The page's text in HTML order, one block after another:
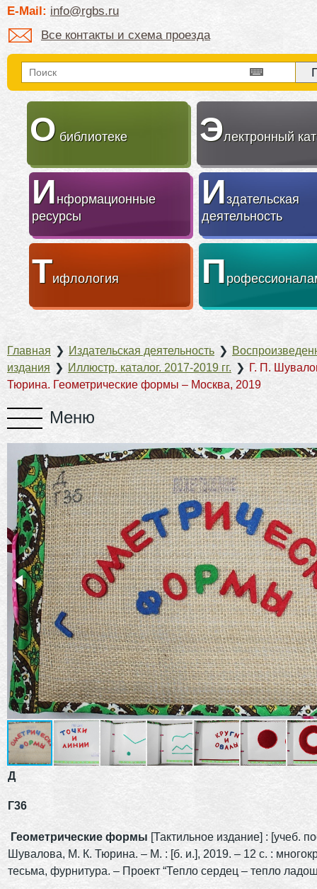
E-Mail: info@rgbs.ru
Все контакты и схема проезда
О библиотеке Электронный
Информационные
ресурсы
Издательская
деятельность
Тифлология П
Главная ❯ Издательская деятельность ❯
издания ❯ Иллюстр. каталог. 2017-2019 гг. ❯ Г. П.
Тюрина. Геометрические формы – Москва, 2019
Д
Г36
Геометрические формы [Тактильное издание] : [учеб.
Шувалова, М. К. Тюрина. – М. : [б. и.], 2019. – 12 с. :
тесьма, фурнитура. – Проект “Тепло сердец – тепло